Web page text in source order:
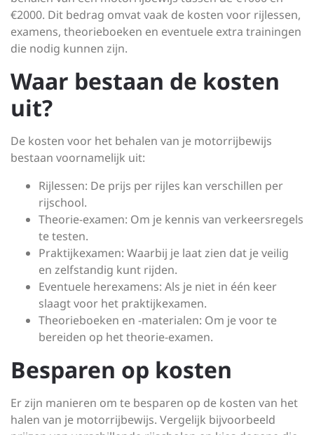
€2000. Dit bedrag omvat vaak de kosten voor rijlessen,
examens, theorieboeken en eventuele extra trainingen
die nodig kunnen zijn.
Waar bestaan de kosten
uit?
De kosten voor het behalen van je motorrijbewijs
bestaan voornamelijk uit:
Rijlessen: De prijs per rijles kan verschillen per
rijschool.
Theorie-examen: Om je kennis van verkeersregels
te testen.
Praktijkexamen: Waarbij je laat zien dat je veilig
en zelfstandig kunt rijden.
Eventuele herexamens: Als je niet in één keer
slaagt voor het praktijkexamen.
Theorieboeken en -materialen: Om je voor te
bereiden op het theorie-examen.
Besparen op kosten
Er zijn manieren om te besparen op de kosten van het
halen van je motorrijbewijs. Vergelijk bijvoorbeeld